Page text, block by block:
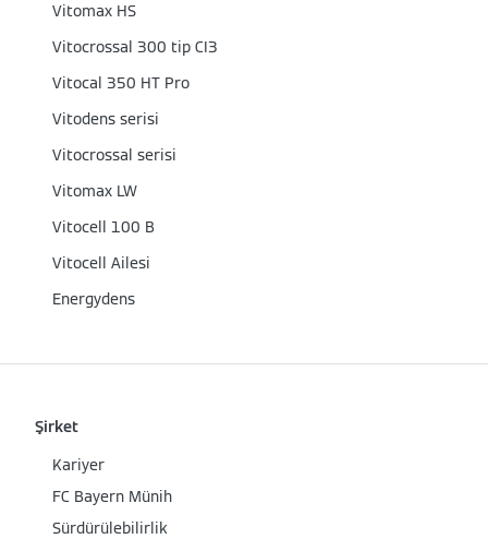
Vitomax HS
Vitocrossal 300 tip CI3
Vitocal 350 HT Pro
Vitodens serisi
Vitocrossal serisi
Vitomax LW
Vitocell 100 B
Vitocell Ailesi
Energydens
Şirket
Kariyer
FC Bayern Münih
Sürdürülebilirlik